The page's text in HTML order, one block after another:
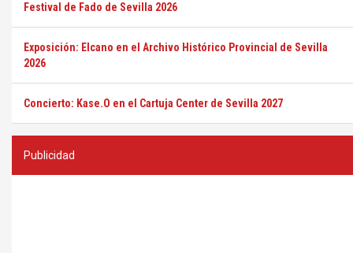
Festival de Fado de Sevilla 2026
Exposición: Elcano en el Archivo Histórico Provincial de Sevilla
2026
Concierto: Kase.O en el Cartuja Center de Sevilla 2027
Publicidad